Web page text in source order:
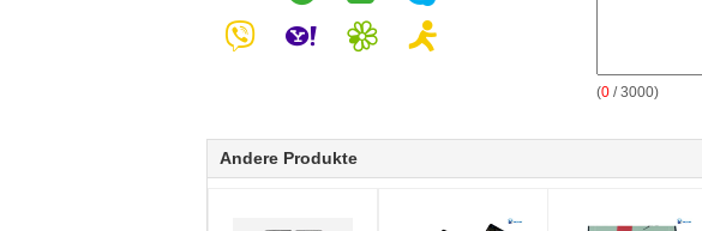
(0 / 3000)
Andere Produkte